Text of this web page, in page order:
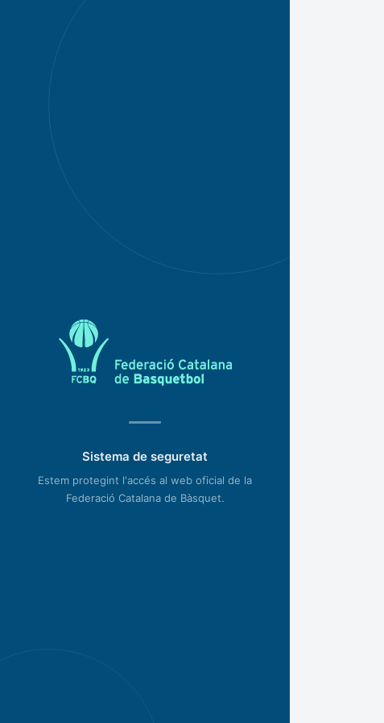
Sistema de seguretat
Estem protegint l'accés al web oficial de la
Federació Catalana de Bàsquet.